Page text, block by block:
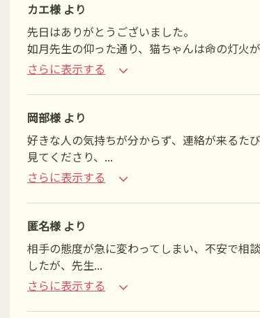
カエ様 より
先日はありがとうございました。
如月先生の仰った通り、猫ちゃんは命の灯火
さらに表示する
岡部様 より
好きな人の気持ちが分からず、連絡が来るた
見てくださり、 ...
さらに表示する
匿名様 より
相手の態度が急に変わってしまい、不安で相
したが、先生...
さらに表示する